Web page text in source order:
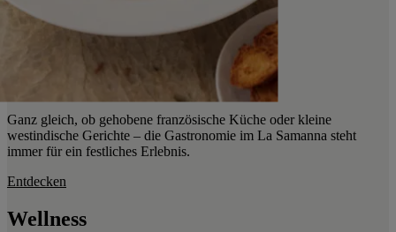
Ganz gleich, ob gehobene französische Küche oder kleine
westindische Gerichte – die Gastronomie im La Samanna steht
immer für ein festliches Erlebnis.
Entdecken
Wellness